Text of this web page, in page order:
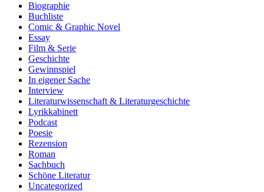
Biographie
Buchliste
Comic & Graphic Novel
Essay
Film & Serie
Geschichte
Gewinnspiel
In eigener Sache
Interview
Literaturwissenschaft & Literaturgeschichte
Lyrikkabinett
Podcast
Poesie
Rezension
Roman
Sachbuch
Schöne Literatur
Uncategorized